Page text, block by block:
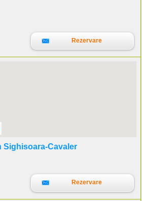
Rezervare
Sighisoara-Cavaler
Rezervare